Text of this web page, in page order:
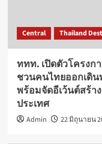
Central Thailand
ททท. เปิดตัวโครงกา
ชวนคนไทยออกเดิ
พร้อมจัดอีเว้นต์สร้า
ประเทศ
Admin 22 มิถุนายน